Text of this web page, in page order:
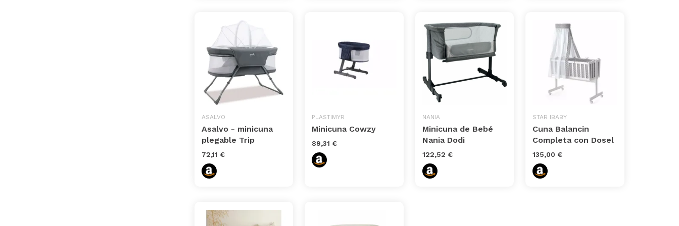
ASALVO
Asalvo - minicuna
plegable Trip
72,11 €
PLASTIMYR
Minicuna Cowzy
89,31 €
NANIA
Minicuna de Bebé
Nania Dodi
122,52 €
STAR IBABY
Cuna Balancin
Completa con Dosel
135,00 €